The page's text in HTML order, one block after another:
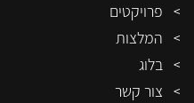
פרויקטים
המלצות
בלוג
צור קשר